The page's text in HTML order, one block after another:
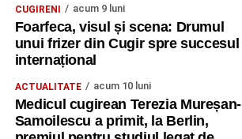
CUGIRENI acum 9 luni
Foarfeca, visul și scena: Drumul
unui frizer din Cugir spre succesul
internațional
ACTUALITATE acum 10 luni
Medicul cugirean Terezia Mureșan-
Samoilescu a primit, la Berlin,